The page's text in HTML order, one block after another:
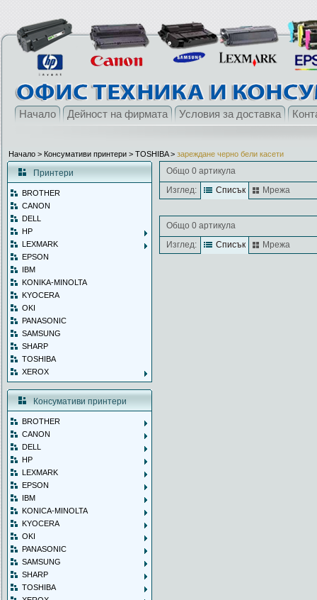
Начало Дейност на фирмата Условия за доставка
Начало > Консумативи принтери > TOSHIBA> зареждане черно бели касети
Принтери
BROTHER
CANON
DELL
HP
LEXMARK
EPSON
IBM
KONIKA-MINOLTA
KYOCERA
OKI
PANASONIC
SAMSUNG
SHARP
TOSHIBA
XEROX
Консумативи принтери
BROTHER
CANON
DELL
HP
LEXMARK
EPSON
IBM
KONICA-MINOLTA
KYOCERA
OKI
PANASONIC
SAMSUNG
SHARP
TOSHIBA
Общо 0 артикула
Изглед:
Списък Мрежа
Общо 0 артикула
Изглед:
Списък Мрежа